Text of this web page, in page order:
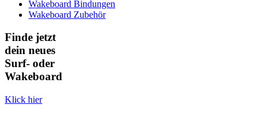
Wakeboard Bindungen
Wakeboard Zubehör
Finde jetzt
dein neues
Surf- oder
Wakeboard
Klick hier